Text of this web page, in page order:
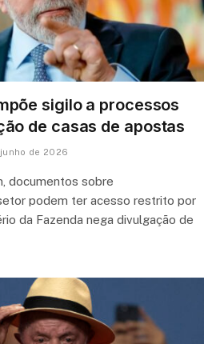
sigilo a processos
de casas de apostas
de 2026
documentos sobre
podem ter acesso restrito por
da Fazenda nega divulgação de